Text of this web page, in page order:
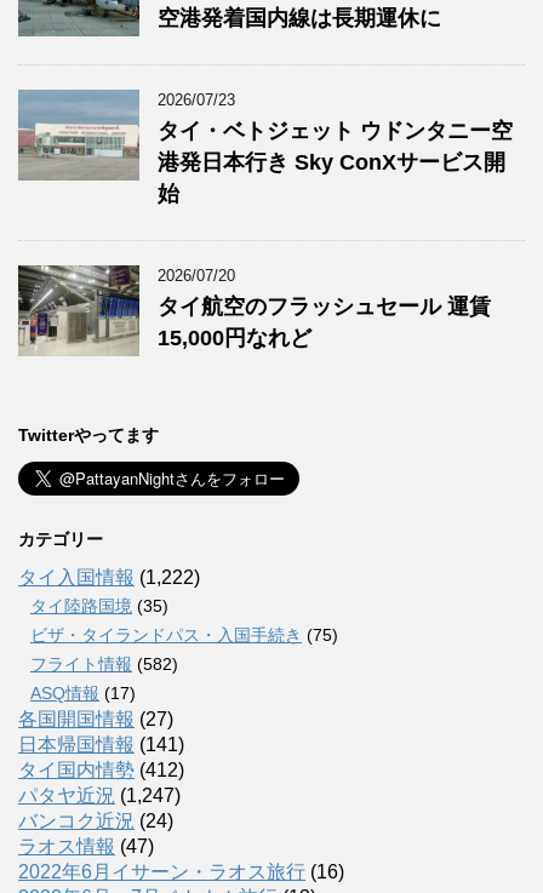
空港発着国内線は長期運休に
2026/07/23
タイ・ベトジェット ウドンタニー空
港発日本行き Sky ConXサービス開
始
2026/07/20
タイ航空のフラッシュセール 運賃
15,000円なれど
Twitterやってます
カテゴリー
タイ入国情報 (1,222)
タイ陸路国境 (35)
ビザ・タイランドパス・入国手続き (75)
フライト情報 (582)
ASQ情報 (17)
各国開国情報 (27)
日本帰国情報 (141)
タイ国内情勢 (412)
パタヤ近況 (1,247)
バンコク近況 (24)
ラオス情報 (47)
2022年6月イサーン・ラオス旅行 (16)